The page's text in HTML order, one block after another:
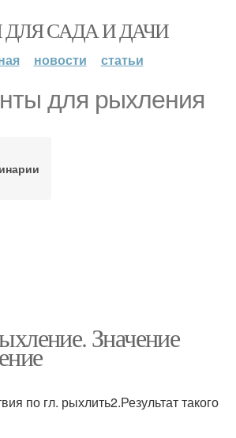
САДА И ДАЧИ
новости статьи
для рыхления
Значение
по гл. рыхлить2.Результат такого